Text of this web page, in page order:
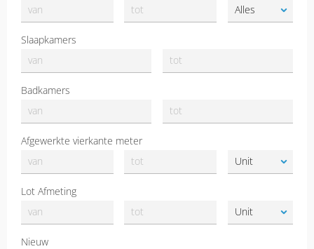
Slaapkamers
Badkamers
Afgewerkte vierkante meter
Lot Afmeting
Nieuw